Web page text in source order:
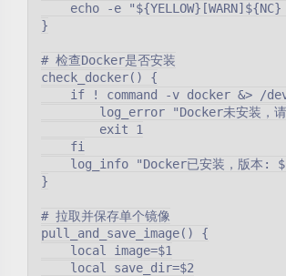
echo -e
}
# 检查Docker是否安装
check_docker() {
if ! command -v docker &> /
log_error "Docker未安装，
        exit 1
    fi
log_info "Docker已安装，版本:
}
# 拉取并保存单个镜像
pull_and_save_image() {
    local image=$1
    local save_dir=$2